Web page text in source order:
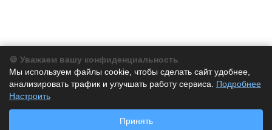
Компания
Каталог
🍪 Уважаем вашу конфиденциальность
Мы используем файлы cookie, чтобы сделать сайт удобнее,
анализировать трафик и улучшать работу сервиса. Подробнее
Настроить
Принять